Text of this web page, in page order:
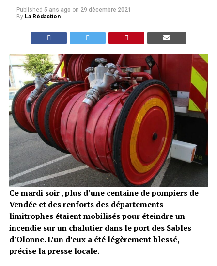
Published 5 ans ago on 29 décembre 2021
By La Rédaction
Ce mardi soir , plus d’une centaine de pompiers de
Vendée et des renforts des départements
limitrophes étaient mobilisés pour éteindre un
incendie sur un chalutier dans le port des Sables
d’Olonne. L’un d’eux a été légèrement blessé,
précise la presse locale.